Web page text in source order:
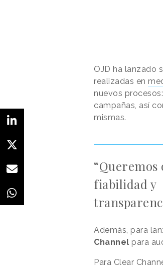
OJD ha lanzado
realizadas en
nuevos
campañas, así
mismas.
fiabilidad y
Además, para
Channel para
Para Clear